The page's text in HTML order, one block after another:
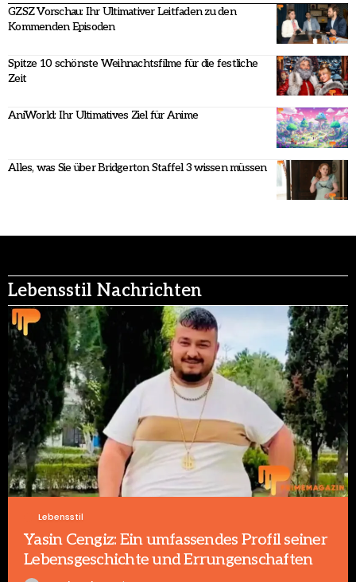
GZSZ Vorschau: Ihr Ultimativer Leitfaden zu den
Kommenden Episoden
Spitze 10 schönste Weihnachtsfilme für die festliche
Zeit
AniWorld: Ihr Ultimatives Ziel für Anime
Alles, was Sie über Bridgerton Staffel 3 wissen müssen
Lebensstil Nachrichten
Lebensstil
Yasin Cengiz: Ein umfassendes Profil seiner
Lebensgeschichte und Errungenschaften